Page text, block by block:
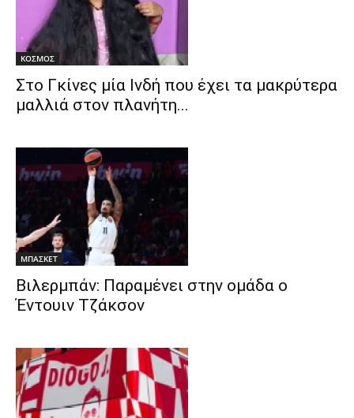
ΚΟΣΜΟΣ
Στο Γκίνες μία Ινδή που έχει τα μακρύτερα
μαλλιά στον πλανήτη...
ΜΠΑΣΚΕΤ
Βιλερμπάν: Παραμένει στην ομάδα ο
Έντουιν Τζάκσον